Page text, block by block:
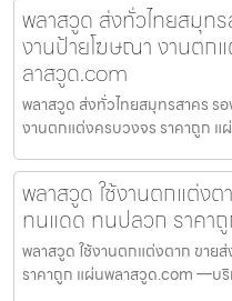
พลาสวูด ส่งทั่วไทยสมุท
งานป้ายโฆษณา งานตก
ลาสวูด.com
พลาสวูด ส่งทั่วไทยสมุทรสาคร ร
งานตกแต่งครบวงจร ราคาถูก
พลาสวูด ใช้งานตกแต่ง
ทนแดด ทนปลวก ราคา
พลาสวูด ใช้งานตกแต่งตาก ขา
ราคาถูก แผ่นพลาสวูด.com —บ